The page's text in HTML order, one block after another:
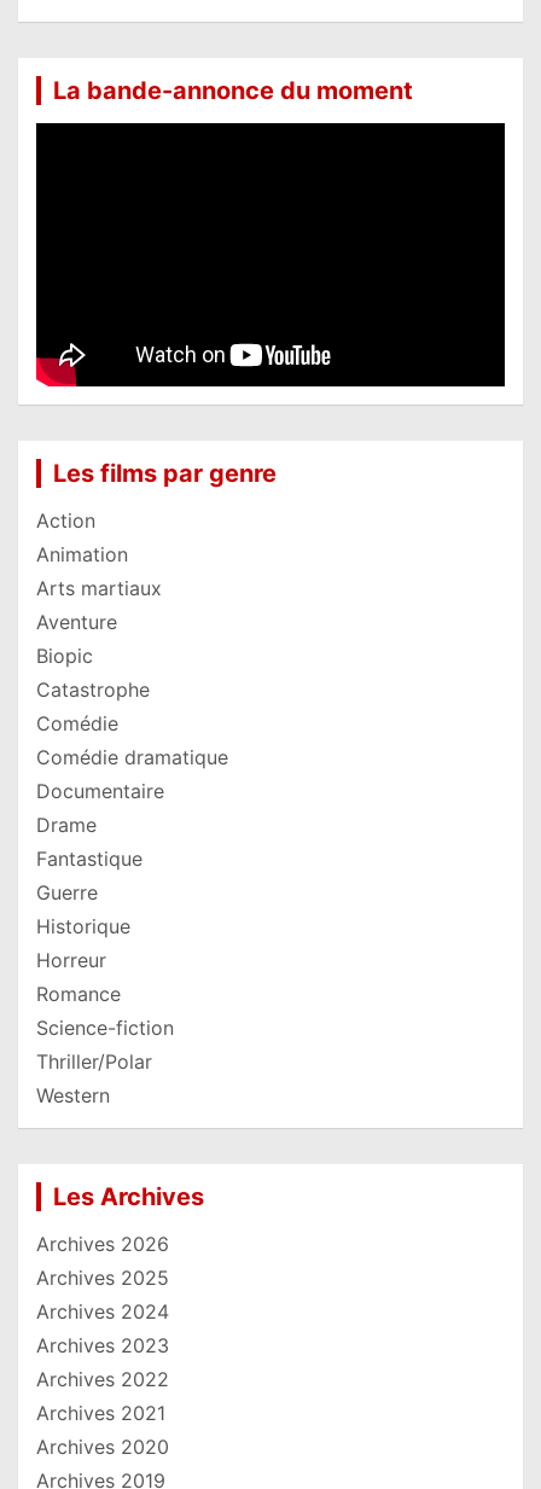
La bande-annonce du moment
Les films par genre
Action
Animation
Arts martiaux
Aventure
Biopic
Catastrophe
Comédie
Comédie dramatique
Documentaire
Drame
Fantastique
Guerre
Historique
Horreur
Romance
Science-fiction
Thriller/Polar
Western
Les Archives
Archives 2026
Archives 2025
Archives 2024
Archives 2023
Archives 2022
Archives 2021
Archives 2020
Archives 2019